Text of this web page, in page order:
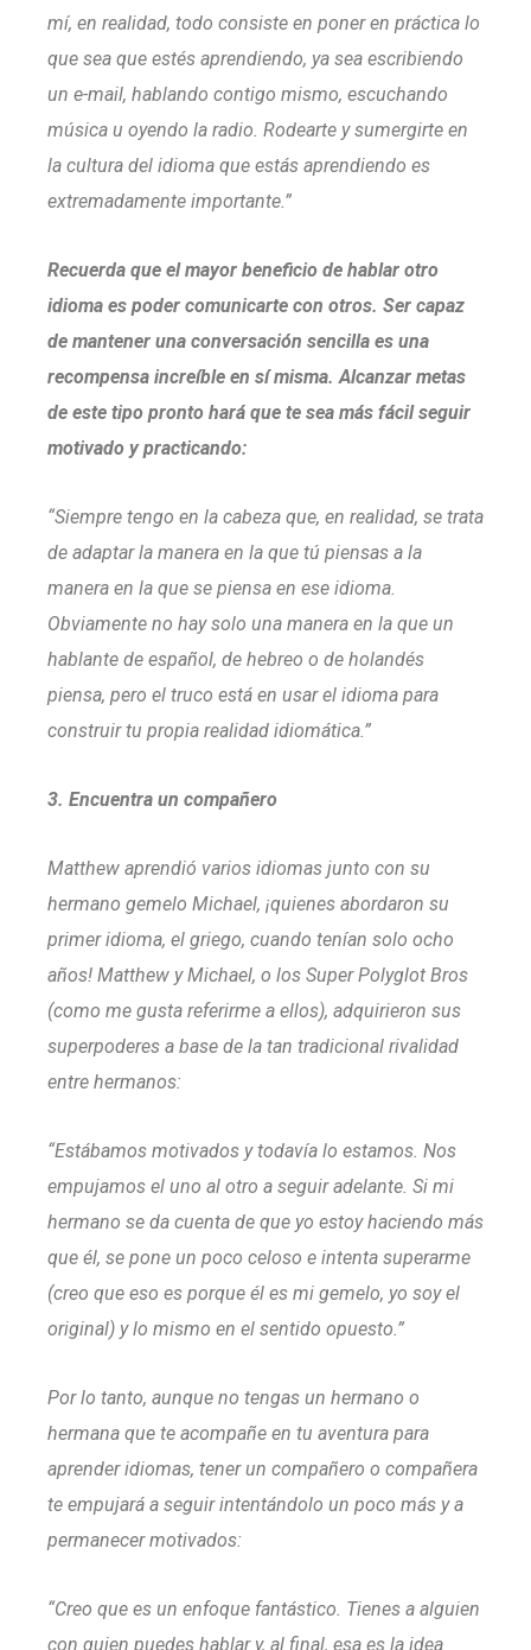
mí, en realidad, todo consiste en poner en práctica lo
que sea que estés aprendiendo, ya sea escribiendo
un e-mail, hablando contigo mismo, escuchando
música u oyendo la radio. Rodearte y sumergirte en
la cultura del idioma que estás aprendiendo es
extremadamente importante.”
Recuerda que el mayor beneficio de hablar otro
idioma es poder comunicarte con otros. Ser capaz
de mantener una conversación sencilla es una
recompensa increíble en sí misma. Alcanzar metas
de este tipo pronto hará que te sea más fácil seguir
motivado y practicando:
“Siempre tengo en la cabeza que, en realidad, se trata
de adaptar la manera en la que tú piensas a la
manera en la que se piensa en ese idioma.
Obviamente no hay solo una manera en la que un
hablante de español, de hebreo o de holandés
piensa, pero el truco está en usar el idioma para
construir tu propia realidad idiomática.”
3. Encuentra un compañero
Matthew aprendió varios idiomas junto con su
hermano gemelo Michael, ¡quienes abordaron su
primer idioma, el griego, cuando tenían solo ocho
años! Matthew y Michael, o los Super Polyglot Bros
(como me gusta referirme a ellos), adquirieron sus
superpoderes a base de la tan tradicional rivalidad
entre hermanos:
“Estábamos motivados y todavía lo estamos. Nos
empujamos el uno al otro a seguir adelante. Si mi
hermano se da cuenta de que yo estoy haciendo más
que él, se pone un poco celoso e intenta superarme
(creo que eso es porque él es mi gemelo, yo soy el
original) y lo mismo en el sentido opuesto.”
Por lo tanto, aunque no tengas un hermano o
hermana que te acompañe en tu aventura para
aprender idiomas, tener un compañero o compañera
te empujará a seguir intentándolo un poco más y a
permanecer motivados:
“Creo que es un enfoque fantástico. Tienes a alguien
con quien puedes hablar y, al final, esa es la idea